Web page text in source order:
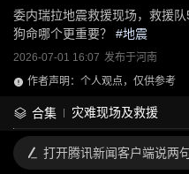
委内瑞拉地震救援现场，救援
狗命哪个更重要？
#地震
2026-07-01 16:07 发布于河南
作者声明：个人观点，仅供参考
合集 灾难现场及救援
打开腾讯新闻客户端说两